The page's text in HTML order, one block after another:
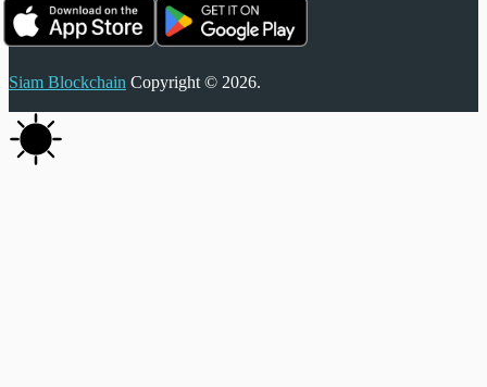
Siam Blockchain Copyright © 2026.